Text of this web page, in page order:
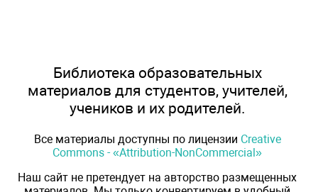
Библиотека образовательных
материалов для студентов, учителей,
учеников и их родителей.
Все материалы доступны по лицензии Creative
Commons - «Attribution-NonCommercial»
Наш сайт не претендует на авторство размещенных